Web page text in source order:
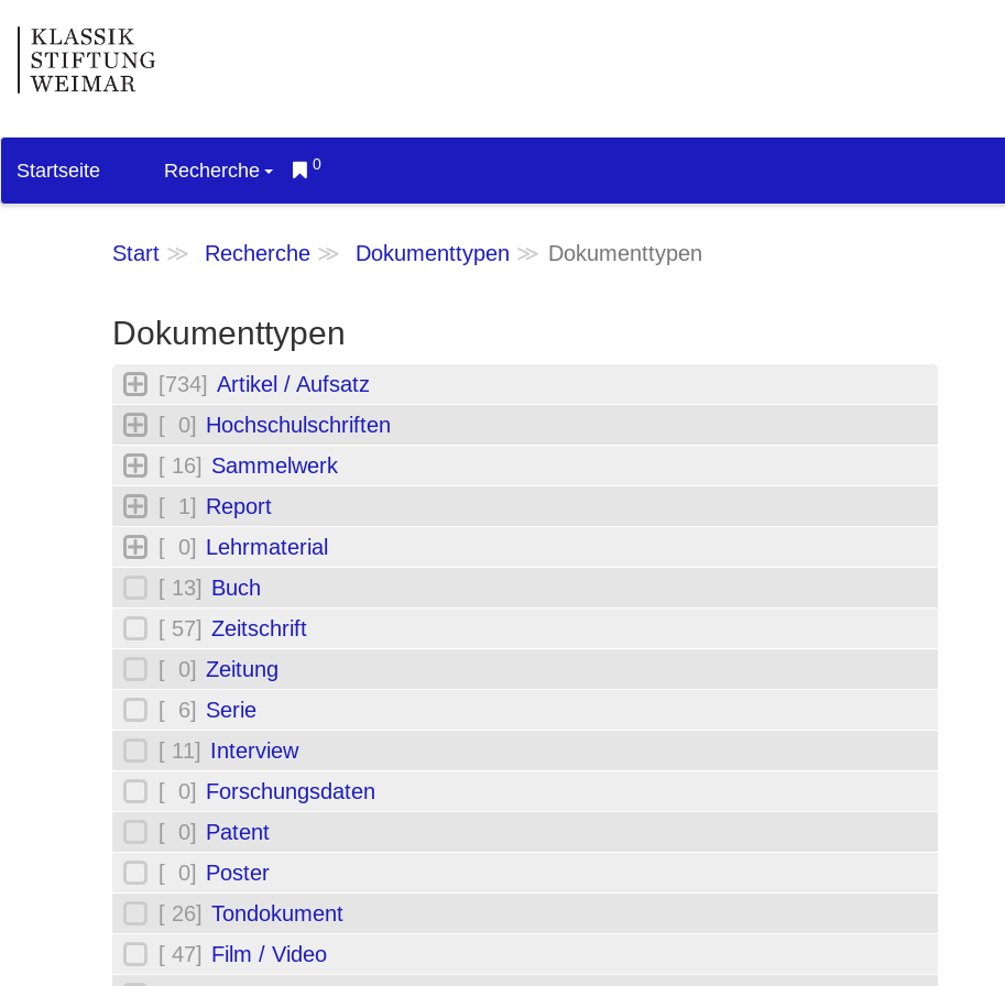
Startseite Recherche 0
Start Recherche Dokumenttypen Dokumenttypen
Dokumenttypen
[734] Artikel / Aufsatz
[ 0] Hochschulschriften
[ 16] Sammelwerk
[ 1] Report
[ 0] Lehrmaterial
[ 13] Buch
[ 57] Zeitschrift
[ 0] Zeitung
[ 6] Serie
[ 11] Interview
[ 0] Forschungsdaten
[ 0] Patent
[ 0] Poster
[ 26] Tondokument
[ 47] Film / Video